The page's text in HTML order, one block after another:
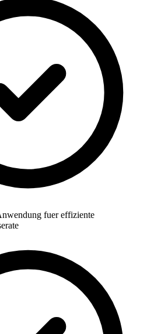
fuer effiziente